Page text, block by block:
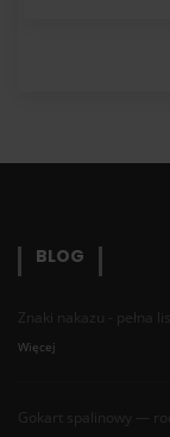
BLOG
Znaki nakazu - pełna
Więcej
Gokart spalinowy —